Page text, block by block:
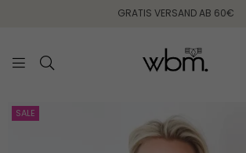
GRATIS VERSAND AB 60€
BETWEEN
MONDAYS
SALE